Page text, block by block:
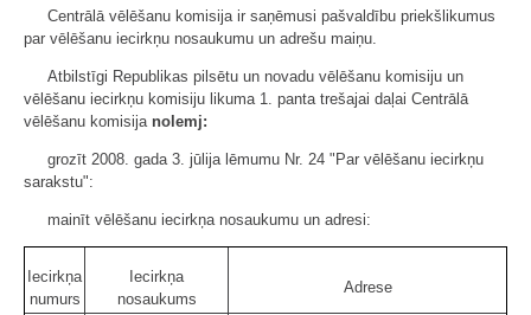
Centrālā vēlēšanu komisija ir saņēmusi pašvaldību priekšlikumus
par vēlēšanu iecirkņu nosaukumu un adrešu maiņu.
Atbilstīgi Republikas pilsētu un novadu vēlēšanu komisiju un
vēlēšanu iecirkņu komisiju likuma 1. panta trešajai daļai Centrālā
vēlēšanu komisija nolemj:
grozīt 2008. gada 3. jūlija lēmumu Nr. 24 "Par vēlēšanu iecirkņu
sarakstu":
mainīt vēlēšanu iecirkņa nosaukumu un adresi:
Iecirkņa
numurs
Iecirkņa
nosaukums
Adrese